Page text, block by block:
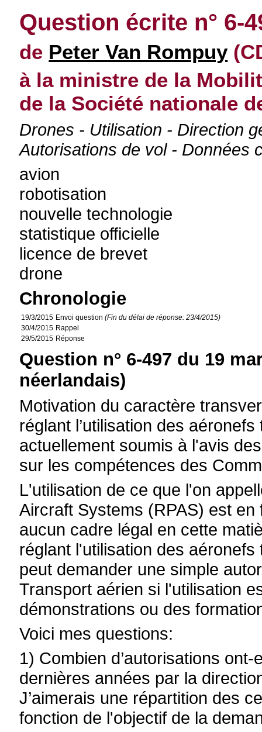
Question écrite n° 6-
de Peter Van Rompuy
à la ministre de la
de la Société nationale
Drones - Utilisation - Direction
Autorisations de vol - Données
avion
robotisation
nouvelle technologie
statistique officielle
licence de brevet
drone
Chronologie
19/3/2015 Envoi question(Fin du délai de réponse: 23/4/2015)
30/4/2015 Rappel
29/5/2015 Réponse
Question n° 6-497 du 19
néerlandais)
Motivation du caractère
réglant l’utilisation des
actuellement soumis à l'avis
sur les compétences des
L'utilisation de ce que l'on
Aircraft Systems (RPAS) est
aucun cadre légal en cette
réglant l'utilisation des
peut demander une simple
Transport aérien si l'utilisation
démonstrations ou des
Voici mes questions:
1) Combien d’autorisations
dernières années par la
J’aimerais une répartition des
fonction de l'objectif de la